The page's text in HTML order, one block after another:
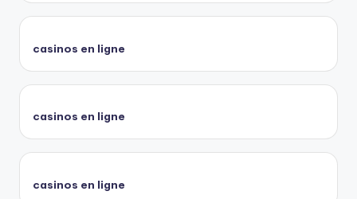
casinos en ligne
casinos en ligne
casinos en ligne